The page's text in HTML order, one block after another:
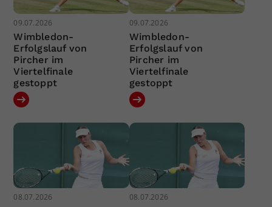
09.07.2026
Wimbledon-
Erfolgslauf von
Pircher im
Viertelfinale
gestoppt
09.07.2026
Wimbledon-
Erfolgslauf von
Pircher im
Viertelfinale
gestoppt
08.07.2026 08.07.2026